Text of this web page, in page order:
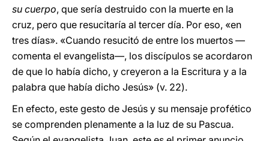
su cuerpo, que sería destruido con la muerte en la
cruz, pero que resucitaría al tercer día. Por eso, «en
tres días». «Cuando resucitó de entre los muertos —
comenta el evangelista—, los discípulos se acordaron
de que lo había dicho, y creyeron a la Escritura y a la
palabra que había dicho Jesús» (v. 22).
En efecto, este gesto de Jesús y su mensaje profético
se comprenden plenamente a la luz de su Pascua.